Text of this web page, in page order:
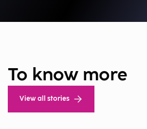
To know more
View all stories